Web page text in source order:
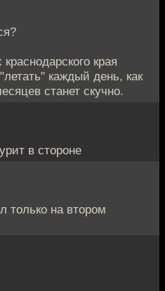
края
каждый день, как
станет скучно.
в стороне
только на втором